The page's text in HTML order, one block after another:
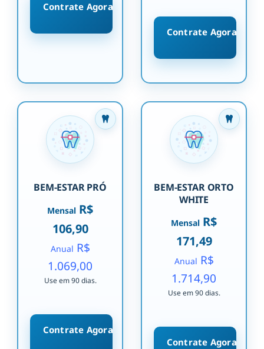
Contrate Agora
Contrate Agora
BEM-ESTAR PRÓ
Mensal R$
106,90
Anual R$
1.069,00
Use em 90 dias.
Contrate Agora
BEM-ESTAR ORTO
WHITE
Mensal R$
171,49
Anual R$
1.714,90
Use em 90 dias.
Contrate Agora